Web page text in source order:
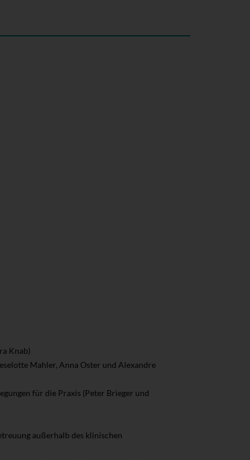
Knab)
Mahler, Anna Oster und Alexandre
für die Praxis (Peter Brieger und
außerhalb des klinischen